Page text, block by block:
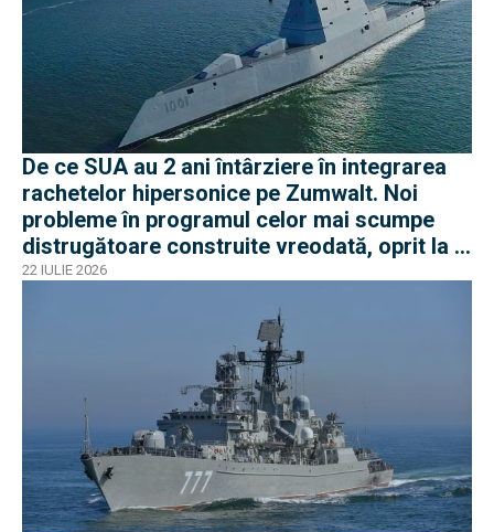
De ce SUA au 2 ani întârziere în integrarea
rachetelor hipersonice pe Zumwalt. Noi
probleme în programul celor mai scumpe
distrugătoare construite vreodată, oprit la 3
nave
22 IULIE 2026